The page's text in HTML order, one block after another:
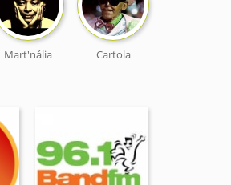
Mart'nália Cartola